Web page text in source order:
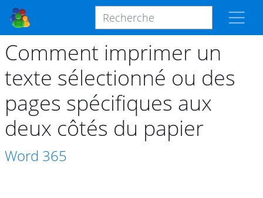
Comment imprimer un
texte sélectionné ou des
pages spécifiques aux
deux côtés du papier
Word 365